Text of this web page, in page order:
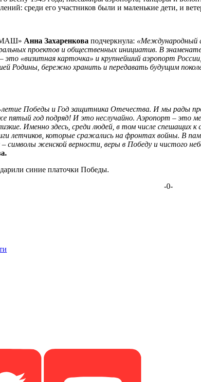
среди его участников были и маленькие дети, и
Анна Захаренкова подчеркнула: «Международный
проектов и общественных инициатив. В
«визитная карточка» и крупнейший аэропорт
Родины, бережно хранить и передавать будущим
Победы и Год защитника Отечества. И мы рады
пятый год подряд! И это неслучайно. Аэропорт – это
Именно здесь, среди людей, в том числе
летчиков, которые сражались на фронтах войны. В
женской верности, веры в Победу и чистого
синие платочки Победы.
-0-